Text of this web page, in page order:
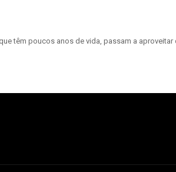
têm poucos anos de vida, passam a